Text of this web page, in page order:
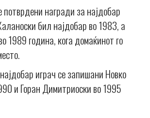
награди за најдобар
бил најдобар во 1983, а
1989 година, кога домаќинот го
играч се запишани Новко
и Горан Димитриоски во 1995